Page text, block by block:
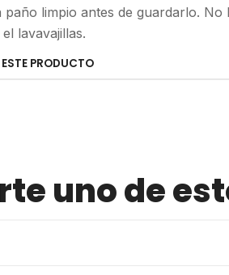
limpio antes de guardarlo. No
lavavajillas.
PRODUCTO
uno de